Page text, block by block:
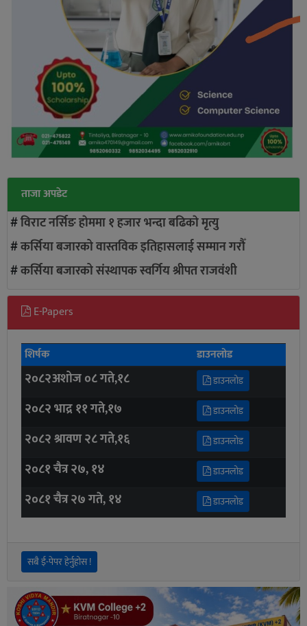
ताजा अपडेट
#विराट नर्सिङ हाेममा १ हजार भन्दा बढिकाे मृत्यु
#कर्सिया बजारको वास्तविक इतिहासलाई सम्मान गरौँ
#कर्सिया बजारको संस्थापक स्वर्गिय श्रीपत राजवंशी
E-Papers
शिर्षक डाउनलोड
२०८२अशोज ०८ गते,१८ डाउनलोड
२०८२ भाद्र ११ गते,१७ डाउनलोड
२०८२ श्रावण २८ गते,१६ डाउनलोड
२०८१ चैत्र २७, १४ डाउनलोड
२०८१ चैत्र २७ गते, १४ डाउनलोड
सबै ई-पेपर हेर्नुहोस !